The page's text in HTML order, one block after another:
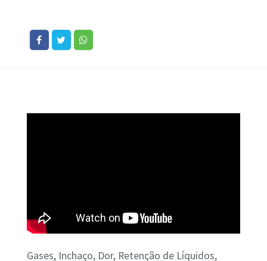
Gases, Inchaço, Dor, Retenção de Líquidos,